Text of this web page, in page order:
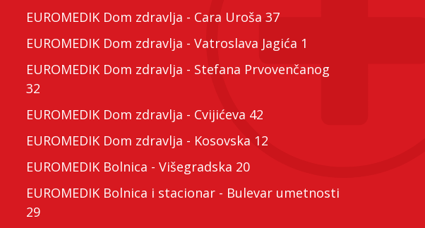
EUROMEDIK Dom zdravlja - Cara Uroša 37
EUROMEDIK Dom zdravlja - Vatroslava Jagića 1
EUROMEDIK Dom zdravlja - Stefana Prvovenčanog
32
EUROMEDIK Dom zdravlja - Cvijićeva 42
EUROMEDIK Dom zdravlja - Kosovska 12
EUROMEDIK Bolnica - Višegradska 20
EUROMEDIK Bolnica i stacionar - Bulevar umetnosti
29